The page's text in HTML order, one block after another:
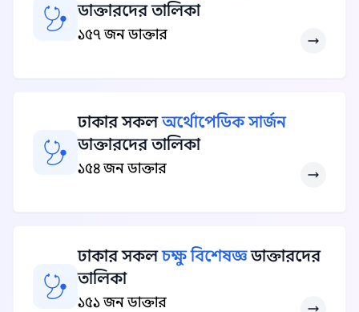
ডাক্তারদের তালিকা
১৫৭ জন ডাক্তার
ঢাকার সকলঅর্থোপেডিক সার্জন
ডাক্তারদের তালিকা
১৫৪ জন ডাক্তার
ঢাকার সকলচক্ষু বিশেষজ্ঞডাক্তারদের
তালিকা
১৫১ জন ডাক্তার